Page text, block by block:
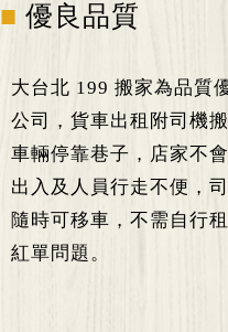
■ 優良品質
大台北 199 搬家為品質
公司，貨車出租附司機
車輛停靠巷子，店家不
出入及人員行走不便，
隨時可移車，不需自行
紅單問題。